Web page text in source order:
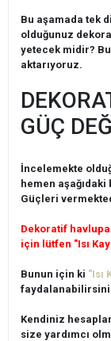
Bu aşamada tek
olduğunuz
yetecek midir?
aktarıyoruz.
GÜÇ
İncelemekte
hemen aşağıdaki
Güçleri
Dekoratif
için lütfen "Isı
Bunun için ki "Isı
Kendiniz
size yardımcı